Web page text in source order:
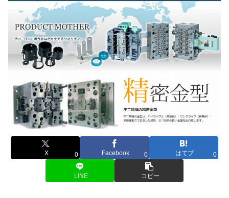
X 0 Facebook 0 はてブ 0
LINE コピー